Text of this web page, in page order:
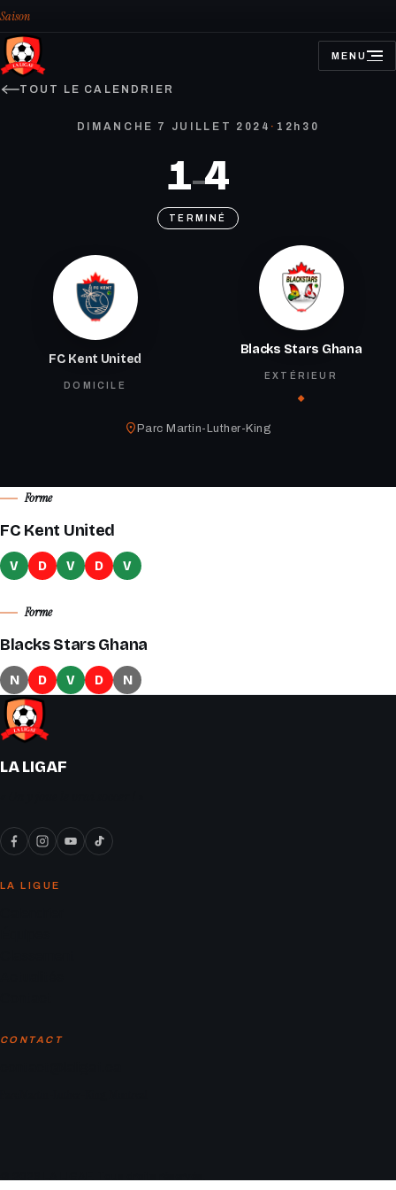
Saison
MENU
OUVRIR
LE
TOUT LE CALENDRIER
DIMANCHE 7 JUILLET 2024 · 12h30
FC Kent United
DOMICILE
1–4
TERMINÉ
Blacks Stars Ghana
EXTÉRIEUR
Parc Martin-Luther-King
Forme
FC Kent United
V D V D V
Forme
Blacks Stars Ghana
N D V D N
LA LIGAF
LA LIGUE
CONTACT